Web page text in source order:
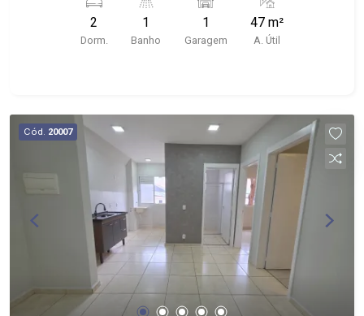
esportes, playground, churrasqueira, pet place
entre outros
2
Dorm.
1
Banho
1
Garagem
47 m²
A. Útil
Cód. 20007